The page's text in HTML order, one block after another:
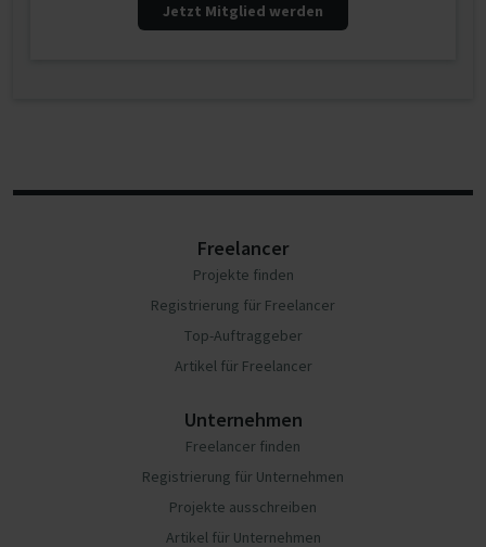
Jetzt Mitglied werden
Freelancer
Projekte finden
Registrierung für Freelancer
Top-Auftraggeber
Artikel für Freelancer
Unternehmen
Freelancer finden
Registrierung für Unternehmen
Projekte ausschreiben
Artikel für Unternehmen